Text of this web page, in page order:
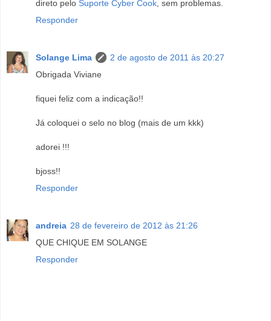
direto pelo Suporte Cyber Cook, sem problemas.
Responder
Solange Lima
2 de agosto de 2011 às 20:27
Obrigada Viviane
fiquei feliz com a indicação!!
Já coloquei o selo no blog (mais de um kkk)
adorei !!!
bjoss!!
Responder
andreia 28 de fevereiro de 2012 às 21:26
QUE CHIQUE EM SOLANGE
Responder